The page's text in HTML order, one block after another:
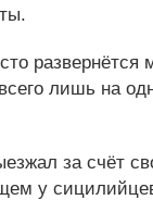
развернётся
лишь на
за счёт
у